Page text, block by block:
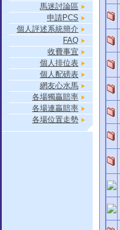
馬迷討論區
申請PCS
個人評述系統簡介
FAQ
收費事宜
個人排位表
個人配磅表
網友心水馬
各場獨贏賠率
各場連贏賠率
各場位置走勢